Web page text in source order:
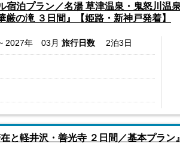
宿泊プラン／名湯 草津温泉・鬼怒川
厳の滝 ３日間』【姫路・新神戸発着】
2027年 03月 旅行日数 2泊3日
と軽井沢・善光寺 ２日間／基本プラン』